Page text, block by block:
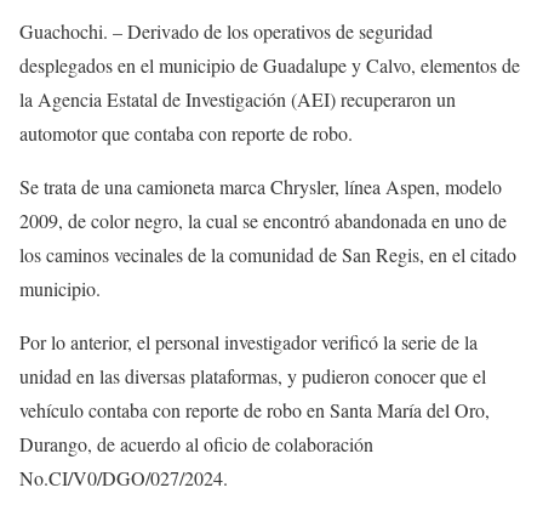
Guachochi. – Derivado de los operativos de seguridad
desplegados en el municipio de Guadalupe y Calvo, elementos de
la Agencia Estatal de Investigación (AEI) recuperaron un
automotor que contaba con reporte de robo.
Se trata de una camioneta marca Chrysler, línea Aspen, modelo
2009, de color negro, la cual se encontró abandonada en uno de
los caminos vecinales de la comunidad de San Regis, en el citado
municipio.
Por lo anterior, el personal investigador verificó la serie de la
unidad en las diversas plataformas, y pudieron conocer que el
vehículo contaba con reporte de robo en Santa María del Oro,
Durango, de acuerdo al oficio de colaboración
No.CI/V0/DGO/027/2024.